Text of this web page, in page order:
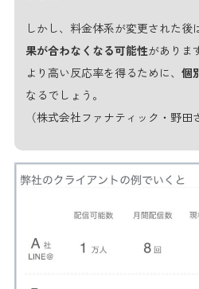
しかし、料金体系が変更された後
果が合わなくなる可能性がありま
より高い反応率を得るために、 個
なるでしょう。
（株式会社ファナティック・野田